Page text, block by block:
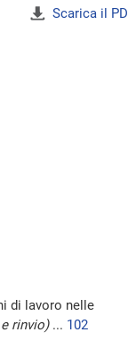
Scarica il
di lavoro nelle
rinvio)... 102